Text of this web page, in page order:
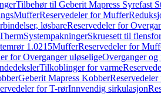
Tilbehør til Geberit Mapress Syrefast
MufferReservedeler for Muffer
løsbareReservedeler for
SystempakningerSkruesett til
1.0215MufferReservedeler for
for Overganger uløseligeOverganger og
Tilkoblinger for varme
Geberit Mapress Kobber
for T-rørInnvendig sirkulasjon